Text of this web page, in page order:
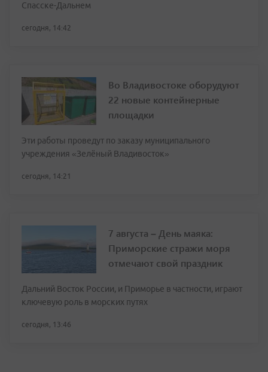
Спасске-Дальнем
сегодня, 14:42
Во Владивостоке оборудуют
22 новые контейнерные
площадки
Эти работы проведут по заказу муниципального
учреждения «Зелёный Владивосток»
сегодня, 14:21
7 августа – День маяка:
Приморские стражи моря
отмечают свой праздник
Дальний Восток России, и Приморье в частности, играют
ключевую роль в морских путях
сегодня, 13:46